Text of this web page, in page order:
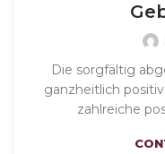
Die sorgfältig
ganzheitlich
zahlreiche